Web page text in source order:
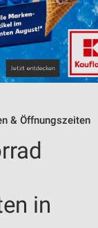
& Öffnungszeiten
in